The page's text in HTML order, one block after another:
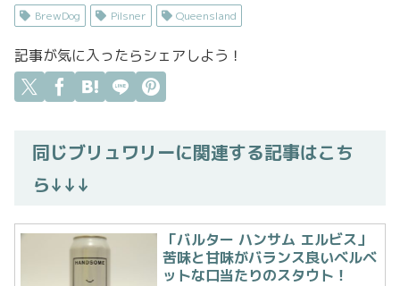
BrewDog Pilsner Queensland
記事が気に入ったらシェアしよう！
同じブリュワリーに関連する記事はこち
ら↓↓↓
「バルター ハンサム エルビス」
苦味と甘味がバランス良いベルベ
ットな口当たりのスタウト！